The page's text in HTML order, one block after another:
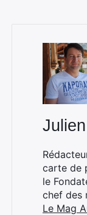
carte de
le
chef des
Le Mag